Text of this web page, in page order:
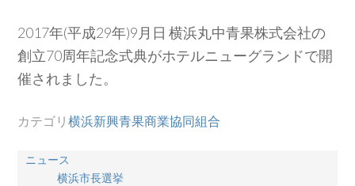
2017年(平成29年)9月日 横浜丸中青果株式会社の
創立70周年記念式典がホテルニューグランドで開
催されました。
カテゴリ横浜新興青果商業協同組合
ニュース
横浜市長選挙